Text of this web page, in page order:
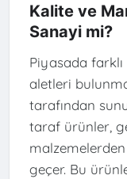
Kalite ve
Sanayi mi?
Piyasada
aletleri
tarafından
taraf ürünler,
geçer. Bu